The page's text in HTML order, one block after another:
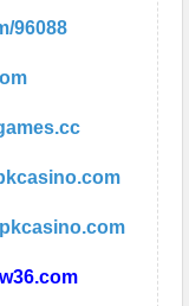
96088